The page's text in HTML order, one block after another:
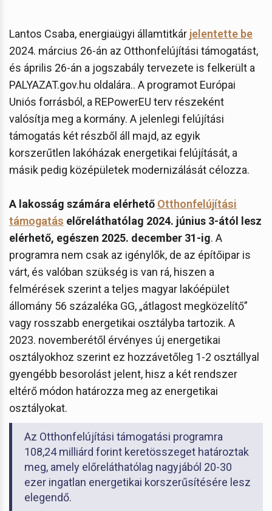
Lantos Csaba, energiaügyi államtitkár jelentette be
2024. március 26-án az Otthonfelújítási támogatást,
és április 26-án a jogszabály tervezete is felkerült a
PALYAZAT.gov.hu oldalára.. A programot Európai
Uniós forrásból, a REPowerEU terv részeként
valósítja meg a kormány. A jelenlegi felújítási
támogatás két részből áll majd, az egyik
korszerűtlen lakóházak energetikai felújítását, a
másik pedig középületek modernizálását célozza.
A lakosság számára elérhető Otthonfelújítási
támogatás előreláthatólag 2024. június 3-ától lesz
elérhető, egészen 2025. december 31-ig. A
programra nem csak az igénylők, de az építőipar is
várt, és valóban szükség is van rá, hiszen a
felmérések szerint a teljes magyar lakóépület
állomány 56 százaléka GG, „átlagost megközelítő”
vagy rosszabb energetikai osztályba tartozik. A
2023. novemberétől érvényes új energetikai
osztályokhoz szerint ez hozzávetőleg 1-2 osztállyal
gyengébb besorolást jelent, hisz a két rendszer
eltérő módon határozza meg az energetikai
osztályokat.
Az Otthonfelújítási támogatási programra
108,24 milliárd forint keretösszeget határoztak
meg, amely előreláthatólag nagyjából 20-30
ezer ingatlan energetikai korszerűsítésére lesz
elegendő.